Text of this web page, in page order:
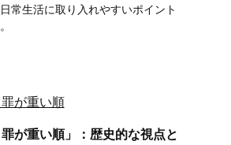
常生活に取り入れやすいポイント
罪が重い順」：歴史的な視点と